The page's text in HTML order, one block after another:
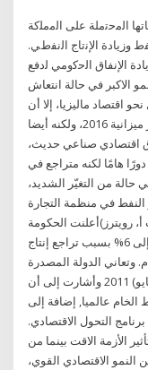
اﻟﻣﺣﺗﻣﻠﺔ ﻋﻠﻰ اﻟﻣﻣﻠﻛﺔ
اﻟﻧﻔط وزﻳﺎدة اﻹﻧﺗﺎج اﻟﻧﻔطﻲ.
اﻹﻧﻔﺎق اﻟﺣﻛوﻣﻲ ﻟدﻓﻊ
على النمو الاكبر في حالة انتعاش
اقتصاد ماليزيا، إلا أن
خبراء يرون أن حالة الاقتصاد الماليزي من معايير ميزانية 2016، ولكنه أيضا
اقتصادي صناعي حديث،
هامًا لكنه متراجع في
من التغيّر الشديد،
في منظمة التجارة
(د ب أ، رويترز)أعلنت الحكومة
الماليزية أمس أن النمو الاقتصادي في ماليزيا إلى 6% بسبب تراجع إنتاج
وتعاني الدولة المصدرة
للغاز من ضعف أسعار الطاقة وخسر 15 أيار (مايو) 2011 وأشارت إلى أن
عالميا, إضافة إلى
التحول الاقتصادي.
الأزمة الاقت بينما من
الاقتصادي القوي،